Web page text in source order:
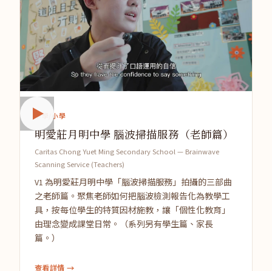
中學/小學
明愛莊月明中學 腦波掃描服務（老師篇）
Caritas Chong Yuet Ming Secondary School — Brainwave
Scanning Service (Teachers)
V1 為明愛莊月明中學「腦波掃描服務」拍攝的三部曲
之老師篇。聚焦老師如何把腦波檢測報告化為教學工
具，按每位學生的特質因材施教，讓「個性化教育」
由理念變成課堂日常。（系列另有學生篇、家長
篇。）
查看詳情 →